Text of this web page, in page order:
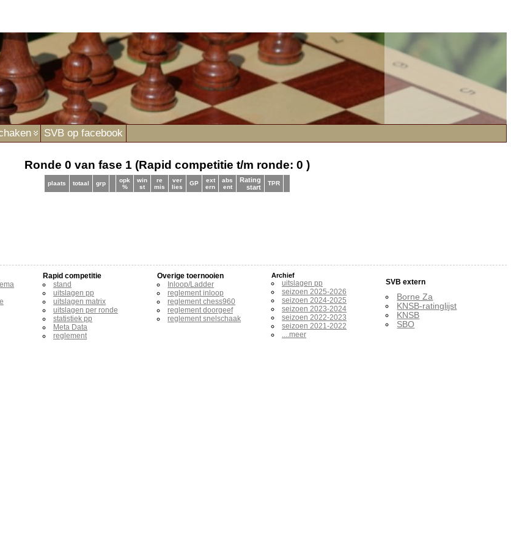
SVB op facebook
Ronde 0 van fase 1 (Rapid competitie t/m ronde: 0 )
plaats totaal grp
opk
%
win
st
re
mis
ver
lies
GP
ext
ern
abs
ent
Rating
start
TPR
Rapid competitie
stand
uitslagen pp
uitslagen matrix
uitslagen per ronde
statistiek pp
Meta Data
reglement
Overige toernooien
Inloop/Ladder
reglement inloop
reglement chess960
reglement doorgeef
reglement snelschaak
Archief
uitslagen pp
seizoen 2025-2026
seizoen 2024-2025
seizoen 2023-2024
seizoen 2022-2023
seizoen 2021-2022
....meer
SVB extern
Borne Za
KNSB-ratinglijst
KNSB
SBO